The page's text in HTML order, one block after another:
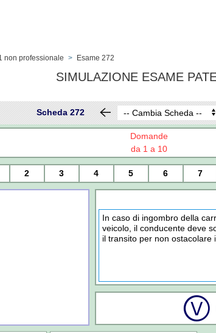
non professionale > Esame 272
SIMULAZIONE ESAME
Scheda 272
Domande
da 1 a 10
2 3 4 5 6 7
In caso di ingombro della
veicolo, il conducente deve
il transito per non ostacolare